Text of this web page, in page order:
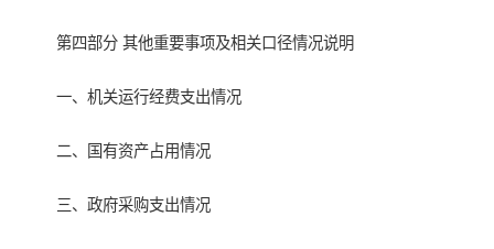
第四部分 其他重要事项及相关口径情况说明
一、机关运行经费支出情况
二、国有资产占用情况
三、政府采购支出情况